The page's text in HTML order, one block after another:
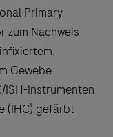
Primary
zum Nachweis
Gewebe
ISH-Instrumenten
(IHC) gefärbt